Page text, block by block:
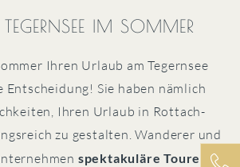
IM SOMMER
Ihren Urlaub am Tegernsee
Entscheidung! Sie haben nämlich
Ihren Urlaub in Rottach-
zu gestalten. Wanderer und
spektakuläre Touren
,